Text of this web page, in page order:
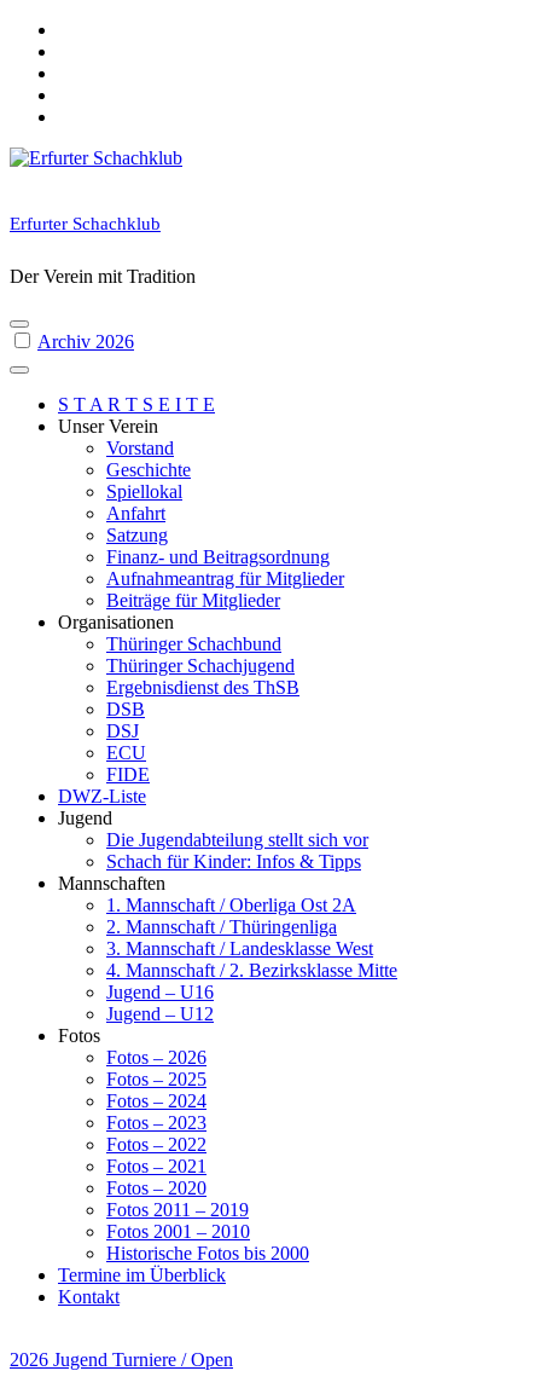
Skip
content
Erfurter Schachklub
Der Verein mit Tradition
Archiv 2026
S T A R T S E I T E
Unser Verein
Vorstand
Geschichte
Spiellokal
Anfahrt
Satzung
Finanz- und Beitragsordnung
Aufnahmeantrag für Mitglieder
Beiträge für Mitglieder
Organisationen
Thüringer Schachbund
Thüringer Schachjugend
Ergebnisdienst des ThSB
DSB
DSJ
ECU
FIDE
DWZ-Liste
Jugend
Die Jugendabteilung stellt sich vor
Schach für Kinder: Infos & Tipps
Mannschaften
1. Mannschaft / Oberliga Ost 2A
2. Mannschaft / Thüringenliga
3. Mannschaft / Landesklasse West
4. Mannschaft / 2. Bezirksklasse Mitte
Jugend – U16
Jugend – U12
Fotos
Fotos – 2026
Fotos – 2025
Fotos – 2024
Fotos – 2023
Fotos – 2022
Fotos – 2021
Fotos – 2020
Fotos 2011 – 2019
Fotos 2001 – 2010
Historische Fotos bis 2000
Termine im Überblick
Kontakt
2026 Jugend Turniere / Open